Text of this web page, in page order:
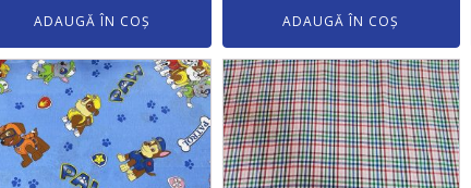
ADAUGĂ ÎN COȘ ADAUGĂ ÎN COȘ